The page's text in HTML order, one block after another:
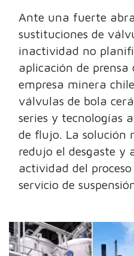
Ante una fuerte
sustituciones de
inactividad no
aplicación de
empresa minera
válvulas de bola
series y tecnologías
de flujo. La solución
redujo el desgaste y
actividad del
servicio de